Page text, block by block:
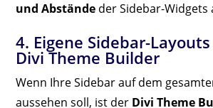
und Abstände der Sidebar-Widgets
4. Eigene Sidebar-
Divi Theme Builder
Wenn Ihre Sidebar auf dem
aussehen soll, ist der Divi Theme